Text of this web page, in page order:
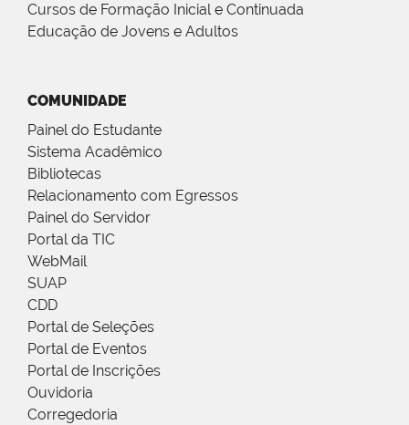
Cursos de Formação Inicial e Continuada
Educação de Jovens e Adultos
COMUNIDADE
Painel do Estudante
Sistema Acadêmico
Bibliotecas
Relacionamento com Egressos
Painel do Servidor
Portal da TIC
WebMail
SUAP
CDD
Portal de Seleções
Portal de Eventos
Portal de Inscrições
Ouvidoria
Corregedoria